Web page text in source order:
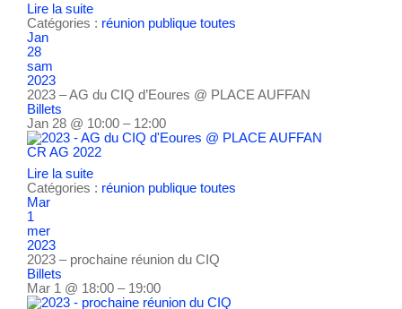
Lire la suite
Catégories : réunion publique toutes
Jan
28
sam
2023
2023 – AG du CIQ d’Eoures @ PLACE AUFFAN
Billets
Jan 28 @ 10:00 – 12:00
CR AG 2022
Lire la suite
Catégories : réunion publique toutes
Mar
1
mer
2023
2023 – prochaine réunion du CIQ
Billets
Mar 1 @ 18:00 – 19:00